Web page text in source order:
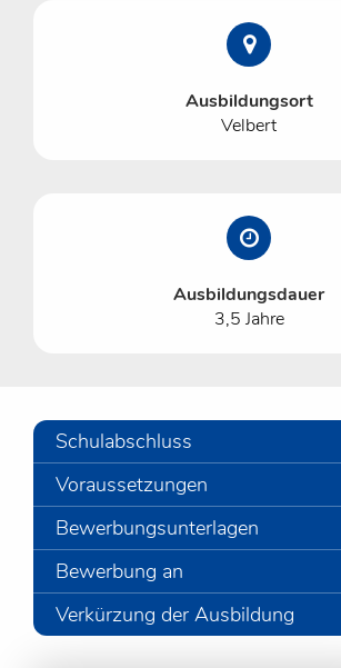
Ausbildungsort
Velbert
Ausbildungsdauer
3,5 Jahre
Schulabschluss
Voraussetzungen
Bewerbungsunterlagen
Bewerbung an
Verkürzung der Ausbildung